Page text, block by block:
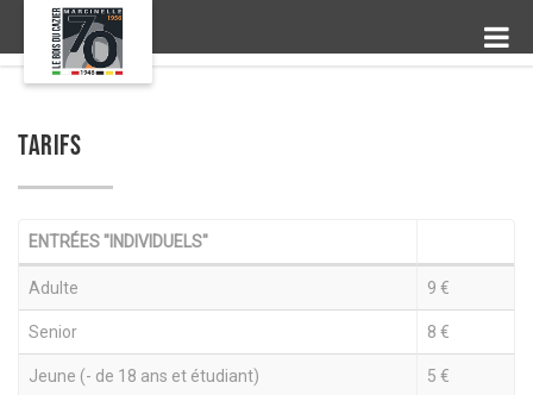
TARIFS
ENTRÉES "INDIVIDUELS"
Adulte 9 €
Senior 8 €
Jeune (- de 18 ans et étudiant) 5 €